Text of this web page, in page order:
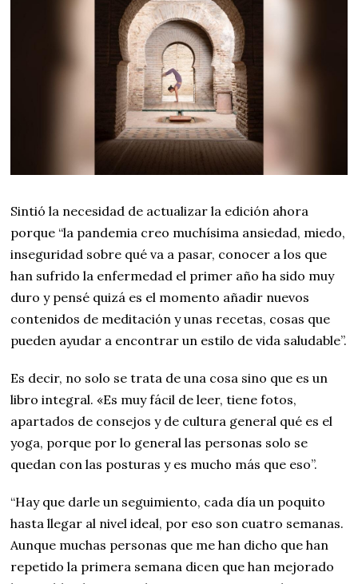
Sintió la necesidad de actualizar la edición ahora
porque “la pandemia creo muchísima ansiedad, miedo,
inseguridad sobre qué va a pasar, conocer a los que
han sufrido la enfermedad el primer año ha sido muy
duro y pensé quizá es el momento añadir nuevos
contenidos de meditación y unas recetas, cosas que
pueden ayudar a encontrar un estilo de vida saludable”.
Es decir, no solo se trata de una cosa sino que es un
libro integral. «Es muy fácil de leer, tiene fotos,
apartados de consejos y de cultura general qué es el
yoga, porque por lo general las personas solo se
quedan con las posturas y es mucho más que eso”.
“Hay que darle un seguimiento, cada día un poquito
hasta llegar al nivel ideal, por eso son cuatro semanas.
Aunque muchas personas que me han dicho que han
repetido la primera semana dicen que han mejorado